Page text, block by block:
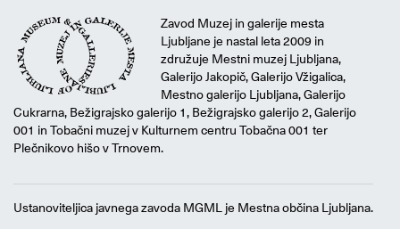
Zavod Muzej in galerije mesta
Ljubljane je nastal leta 2009 in
združuje Mestni muzej Ljubljana,
Galerijo Jakopič, Galerijo Vžigalica,
Mestno galerijo Ljubljana, Galerijo
Cukrarna, Bežigrajsko galerijo 1, Bežigrajsko galerijo 2, Galerijo
001 in Tobačni muzej v Kulturnem centru Tobačna 001 ter
Plečnikovo hišo v Trnovem.
Ustanoviteljica javnega zavoda MGML je Mestna občina Ljubljana.